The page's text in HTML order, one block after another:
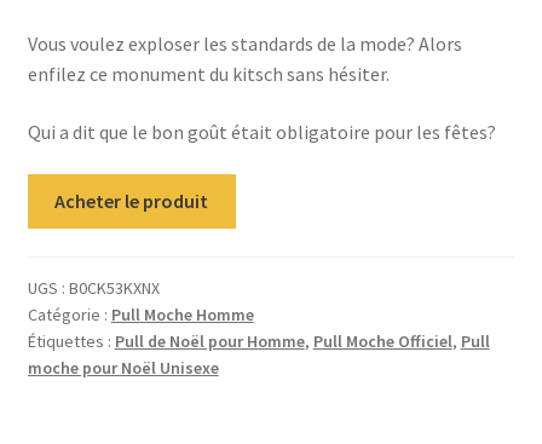
Vous voulez exploser les standards de la mode? Alors
enfilez ce monument du kitsch sans hésiter.
Qui a dit que le bon goût était obligatoire pour les fêtes?
Acheter le produit
UGS : B0CK53KXNX
Catégorie : Pull Moche Homme
Étiquettes : Pull de Noël pour Homme, Pull Moche Officiel, Pull
moche pour Noël Unisexe